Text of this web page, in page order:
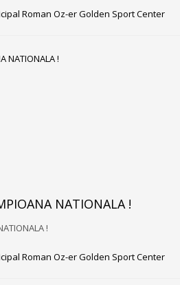
Roman Oz-er Golden Sport Center
NATIONALA !
!
Roman Oz-er Golden Sport Center